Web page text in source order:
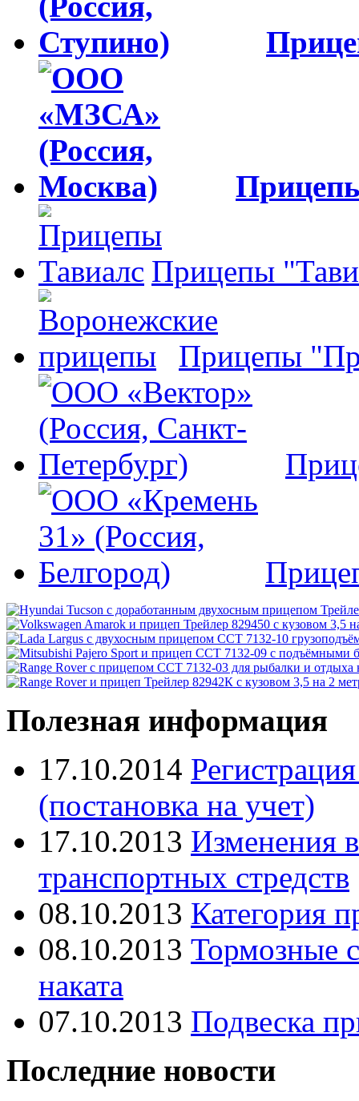
Прицепы
Прицепы
Полезная информация
17.10.2014
(постановка на учет)
17.10.2013 Изменения
транспортных стредств
08.10.2013 Категория
08.10.2013 Тормозные
наката
07.10.2013 Подвеска
Последние новости